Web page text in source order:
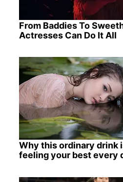
From Baddies To
Actresses Can Do It All
Why this ordinary drink
feeling your best every